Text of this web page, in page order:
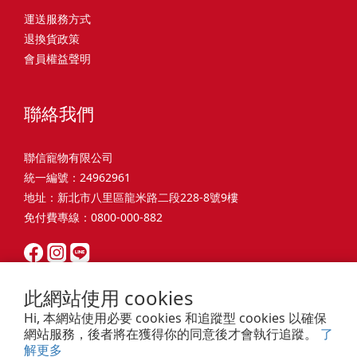
此網站使用 cookies
Hi, 本網站使用必要 cookies 和追蹤型 cookies 以確保
網站服務，後者將在獲得你的同意後才會執行追蹤。 了
解更多
和獨立能力。 幼犬訓練常見問題Q1: 幾個月大的幼犬最適合開始訓
練？A: 訓練可從幼犬到家首日開始（約8-10週大）。3-16週是社會
化黃金期，每次訓練控制在5-10分鐘內。Q2: 幼犬如廁訓練需要多
供專屬啃咬玩具作替代品，發現不當啃咬時堅定說「不」，並引導
家中亂尿尿？A: 建立固定如廁時間表，成功時立即獎勵。限制活動
範圍並密切監督。意外發生時不責罵，使用專用除臭劑徹底清理。
Q5: 幼犬一直吠叫怎麼辦？A: 找出原因（尋求注意力、警戒、焦
慮）。訓練「安靜」指令，停止吠叫時獎勵。避免對吠叫作出反
嗎？A: 不建議。正向獎勵比懲罰更有效且健康。懲罰可能導致恐懼
為。Q7: 幼犬害怕其他狗狗怎麼辦？A: 循序漸進社交化，從友善成
犬開始。不強迫互動，正面經驗後給予獎勵。考慮參加專業幼犬社
交課程。Q8: 幼犬分離焦慮要如何處理？A: 練習短暫分離，逐漸延
長。離開和返家時保持低調。提供能分散注意力的玩具，建立可預
熱，水分流失快，腸道可能變得敏感，導致糞便變軟或拉稀。如果
換季時沒有適當調整環境，貓咪的腸胃就可能跟著「鬧脾氣」。冬
天注意保暖，提供暖墊、厚毯，避免冷風直吹。夏天補充水分，可
像是開冷氣又突然關掉，容易讓貓咪腸胃受影響。重點提醒：換季
時，記得關心貓咪的腸胃狀況，適當調整環境，幫助毛孩適應！ 貓
有血絲、異味特別重，那就要小心可能是 寄生蟲感染（如蛔蟲、鈎
蟲、球蟲）或腸胃炎、腸道疾病。這類情況會影響營養吸收，長期
下來甚至可能造成貓咪消瘦、免疫力下降。定期驅蟲（幼貓建議每
月一次，成貓每 3~6 個月一次）。觀察貓咪精神狀態，如果還伴隨
嘔吐、食慾下降，務必儘早就醫。重點提醒：如果貓咪拉肚子超過 2
天，或糞便異常，應立即帶去獸醫院檢查！ 貓咪拉肚子原因5. 情緒
壓力影響腸胃壓力不只影響人類，也會影響貓咪的腸胃！過度緊
張、焦慮、驚嚇（如煙火聲、大聲喧嘩），都可能讓貓咪拉肚子。
尤其是個性敏感的貓咪，對變化的適應力比較低，壓力一大，腸胃
就先「罷工」。減少壓力來源，盡量讓貓咪的作息固定。給貓咪陪
鬆改善看到滿屋子的貓毛是不是很抓狂？別擔心！其實只要透過一
些簡單的日常照護方式，就能有效減少貓咪掉毛情況。從梳毛、洗
澡到增加互動和營養調整，這些小撇步不僅能幫助貓咪維持健康的
吧！ 預防貓掉毛方法1：勤勞梳毛養貓必備神器就是各種梳子啦！
勤勞梳毛是最直接有效的掉毛控制方法。定期梳理可以幫貓咪清除
結和皮膚問題。建議週期：短毛貓每週梳1-2次，長毛貓則建議2-3
天梳一次。挑選合適的梳具也很重要，可以準備橡膠刷、鬃毛刷或
專用脫毛梳，依照毛質選擇。記得將梳毛變成愉快的日常儀式，不
僅能增加你們的互動時間，也讓貓咪享受被梳理的舒適感！預防貓
掉毛方法2：定期洗澡「貓咪會自己清潔，不需要洗澡」這個想法其
實不完全正確哦！適當的洗澡能幫助貓咪清除死毛和皮屑，減少過
頻率不宜過高，一般室內貓咪1-3個月洗一次就足夠，過度洗澡反而
會造成皮膚乾燥。選擇專為貓咪設計的溫和洗毛精，洗後一定要完
全吹乾，避免濕毛造成皮膚問題。如果貓咪特別害怕洗澡，可以選
喜歡免費的紙箱。建議一開始可以購買單價較低的入門款，觀察一
下貓咪的使用狀況，再考慮購買「豪宅」！ 項目費用用品貓碗
$300貓窩$500貓跳台$1,500貓砂盆$500貓抓板$300外出籠$1,000
2：貓窩貓咪是非常需要安全感的動物，可以準備一個專屬他的「寶
用品相關花費3：貓跳台貓咪雖然不需要外出進行放電，但在家中還
是需要擺放高度適合的貓跳台提供貓咪玩耍，貓跳台與貓窩相同，
能給予貓咪對於環境的安全感。一次性養貓用品相關花費4：貓砂盆
貓咪排泄用品，可選擇合適貓咪體型大小，不宜過小。一次性養貓
地毯著想，需要準備一個能夠讓牠們放肆磨爪的貓抓板。一次性養
療需求時，外出籠就非常重要，平常也可以適度讓貓咪適應外出
籠，避免緊急情況時，貓咪過度抗拒。總結來說貓咪在健康及用品
的一次性費用大約落在 $ 7900~ $ 11600不等。雖說金額看起來不
運送服務方式
退換貨政策
會員權益聲明
聯絡我們
聯信寵物有限公司
統一編號：24962961
地址：新北市八里區龍米路二段228-8號9樓
免付費專線：0800-000-882